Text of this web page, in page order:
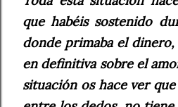
que habéis sostenido
donde primaba el
en definitiva sobre el
situación os hace ver